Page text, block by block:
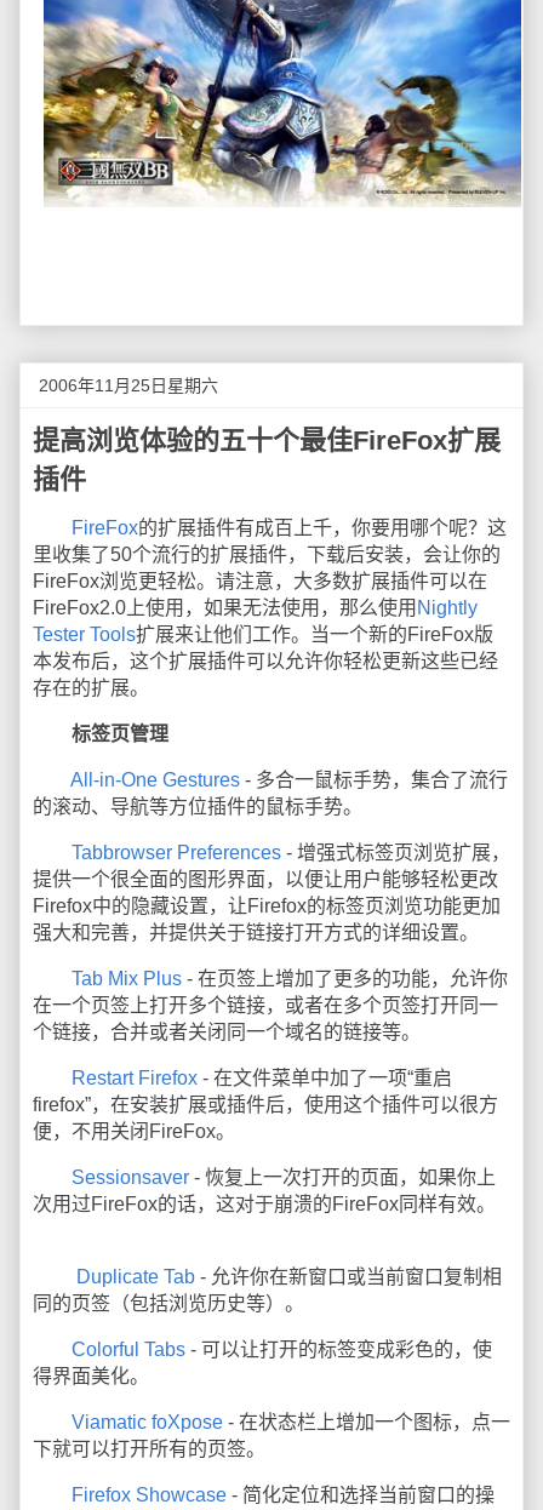
2006年11月25日星期六
提高浏览体验的五十个最佳FireFox扩展
插件
FireFox的扩展插件有成百上千，你要用哪个呢？这
里收集了50个流行的扩展插件，下载后安装，会让你的
FireFox浏览更轻松。请注意，大多数扩展插件可以在
FireFox2.0上使用，如果无法使用，那么使用 Nightly
Tester Tools扩展来让他们工作。当一个新的FireFox版
本发布后，这个扩展插件可以允许你轻松更新这些已经
存在的扩展。
标签页管理
All-in-One Gestures - 多合一鼠标手势，集合了流行
的滚动、导航等方位插件的鼠标手势。
Tabbrowser Preferences - 增强式标签页浏览扩展，
提供一个很全面的图形界面，以便让用户能够轻松更改
Firefox中的隐藏设置，让Firefox的标签页浏览功能更加
强大和完善，并提供关于链接打开方式的详细设置。
Tab Mix Plus - 在页签上增加了更多的功能，允许你
在一个页签上打开多个链接，或者在多个页签打开同一
个链接，合并或者关闭同一个域名的链接等。
Restart Firefox - 在文件菜单中加了一项“重启
firefox”，在安装扩展或插件后，使用这个插件可以很方
便，不用关闭FireFox。
Sessionsaver - 恢复上一次打开的页面，如果你上
次用过FireFox的话，这对于崩溃的FireFox同样有效。
Duplicate Tab - 允许你在新窗口或当前窗口复制相
同的页签（包括浏览历史等）。
Colorful Tabs - 可以让打开的标签变成彩色的，使
得界面美化。
Viamatic foXpose - 在状态栏上增加一个图标，点一
下就可以打开所有的页签。
Firefox Showcase - 简化定位和选择当前窗口的操